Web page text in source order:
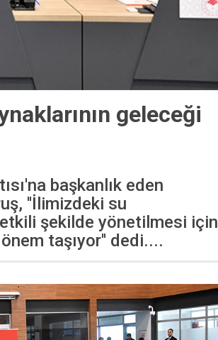
geleceği
başkanlık eden
''İlimizdeki su
etkili şekilde yönetilmesi için
taşıyor'' dedi....